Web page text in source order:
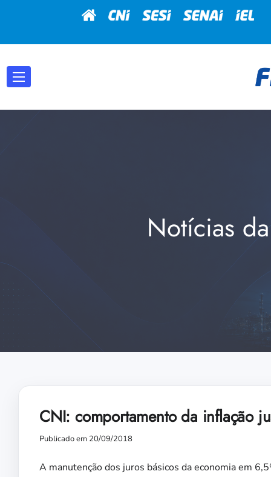
Notícias
CNI: comportamento da inflação
Publicado em 20/09/2018
A manutenção dos juros básicos da economia em